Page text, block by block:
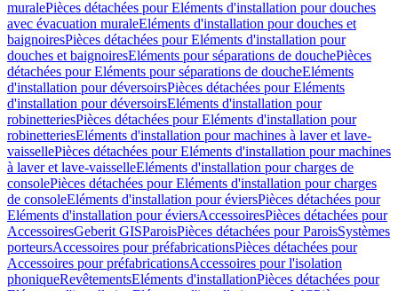
muralePièces détachées pour Eléments d'installation pour douches
avec évacuation muraleEléments d'installation pour douches et
baignoiresPièces détachées pour Eléments d'installation pour
douches et baignoiresEléments pour séparations de douchePièces
détachées pour Eléments pour séparations de doucheEléments
d'installation pour déversoirsPièces détachées pour Eléments
d'installation pour déversoirsEléments d'installation pour
robinetteriesPièces détachées pour Eléments d'installation pour
robinetteriesEléments d'installation pour machines à laver et lave-
vaissellePièces détachées pour Eléments d'installation pour machines
à laver et lave-vaisselleEléments d'installation pour charges de
consolePièces détachées pour Eléments d'installation pour charges
de consoleEléments d'installation pour éviersPièces détachées pour
Eléments d'installation pour éviersAccessoiresPièces détachées pour
AccessoiresGeberit GISParoisPièces détachées pour ParoisSystèmes
porteursAccessoires pour préfabricationsPièces détachées pour
Accessoires pour préfabricationsAccessoires pour l'isolation
phoniqueRevêtementsEléments d'installationPièces détachées pour